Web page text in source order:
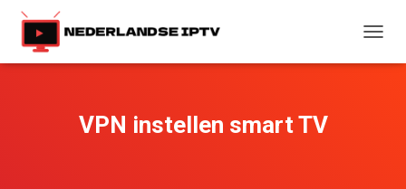
VPN instellen smart TV